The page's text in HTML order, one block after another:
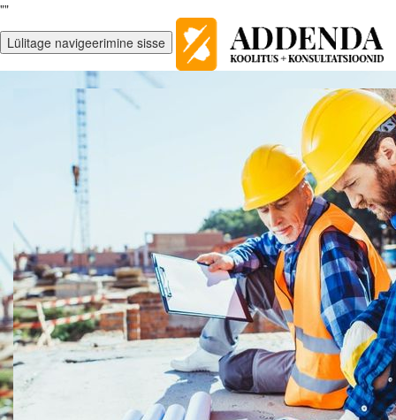
""
Lülitage navigeerimine sisse